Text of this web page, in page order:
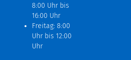
8:00 Uhr bis
16:00 Uhr
Freitag: 8:00
Uhr bis 12:00
Uhr